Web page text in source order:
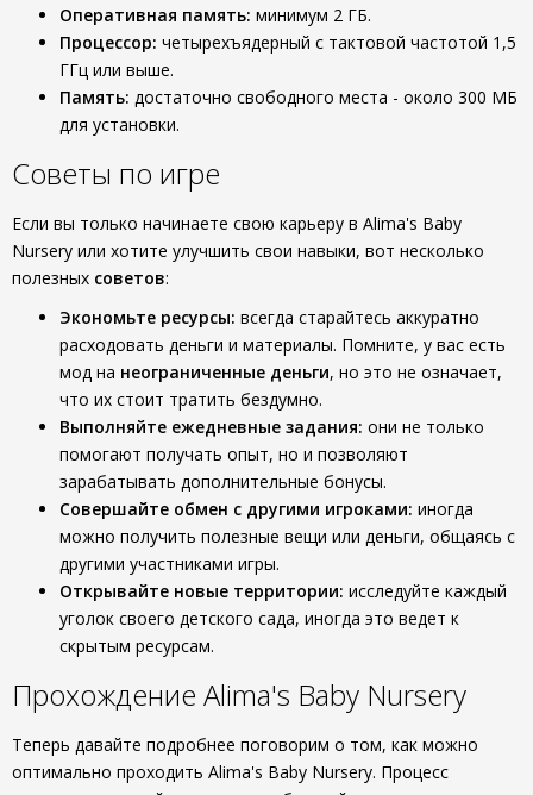
Оперативная память: минимум 2 ГБ.
Процессор: четырехъядерный с тактовой частотой 1,5
ГГц или выше.
Память: достаточно свободного места - около 300 МБ
для установки.
Советы по игре
Если вы только начинаете свою карьеру в Alima's Baby
Nursery или хотите улучшить свои навыки, вот несколько
полезных советов:
Экономьте ресурсы: всегда старайтесь аккуратно
расходовать деньги и материалы. Помните, у вас есть
мод на неограниченные деньги, но это не означает,
что их стоит тратить бездумно.
Выполняйте ежедневные задания: они не только
помогают получать опыт, но и позволяют
зарабатывать дополнительные бонусы.
Совершайте обмен с другими игроками: иногда
можно получить полезные вещи или деньги, общаясь с
другими участниками игры.
Открывайте новые территории: исследуйте каждый
уголок своего детского сада, иногда это ведет к
скрытым ресурсам.
Прохождение Alima's Baby Nursery
Теперь давайте подробнее поговорим о том, как можно
оптимально проходить Alima's Baby Nursery. Процесс